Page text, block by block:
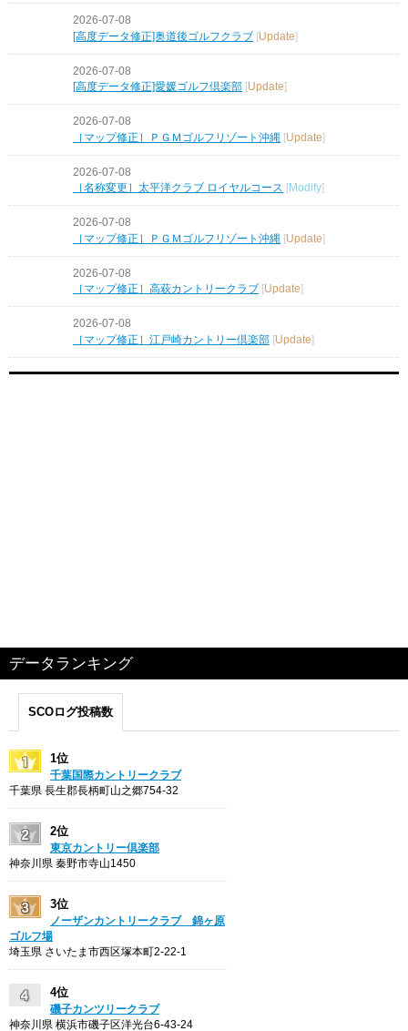
2026-07-08
[高度データ修正]奥道後ゴルフクラブ [Update]
2026-07-08
[高度データ修正]愛媛ゴルフ倶楽部 Update
2026-07-08
［マップ修正］ＰＧＭゴルフリゾート沖縄 [Update]
2026-07-08
［名称変更］太平洋クラブ ロイヤルコース
Modify
2026-07-08
［マップ修正］ＰＧＭゴルフリゾート沖縄 [Update]
2026-07-08
［マップ修正］高萩カントリークラブ [Update]
2026-07-08
［マップ修正］江戸崎カントリー倶楽部 [Update]
データランキング
SCOログ投稿数
1位
千葉国際カントリークラブ
千葉県 長生郡長柄町山之郷754-32
2位
東京カントリー倶楽部
神奈川県 秦野市寺山1450
3位
ノーザンカントリークラブ 錦ヶ原
ゴルフ場
埼玉県 さいたま市西区塚本町2-22-1
4位
磯子カンツリークラブ
神奈川県 横浜市磯子区洋光台6-43-24